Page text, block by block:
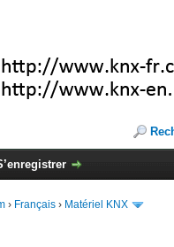
› Français › Matériel KNX